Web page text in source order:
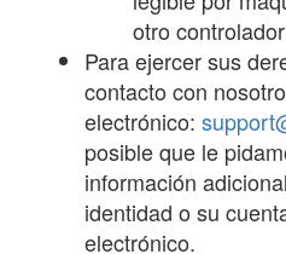
otro
Para ejercer sus
contacto con
electrónico:
posible que le
información
identidad o su
electrónico.